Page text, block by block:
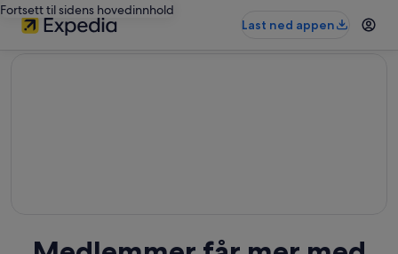
Fortsett til sidens hovedinnhold
Last ned appen